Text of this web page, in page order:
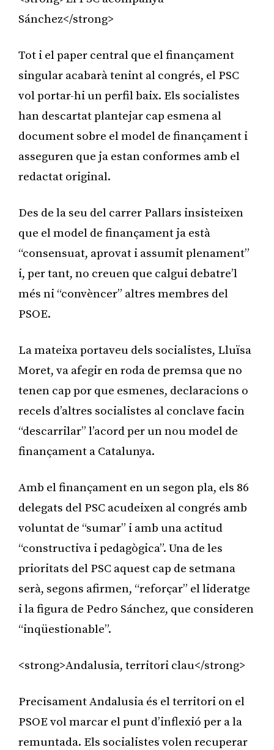
Sánchez</strong>
Tot i el paper central que el finançament
singular acabarà tenint al congrés, el PSC
vol portar-hi un perfil baix. Els socialistes
han descartat plantejar cap esmena al
document sobre el model de finançament i
asseguren que ja estan conformes amb el
redactat original.
Des de la seu del carrer Pallars insisteixen
que el model de finançament ja està
“consensuat, aprovat i assumit plenament”
i, per tant, no creuen que calgui debatre’l
més ni “convèncer” altres membres del
PSOE.
La mateixa portaveu dels socialistes, Lluïsa
Moret, va afegir en roda de premsa que no
tenen cap por que esmenes, declaracions o
recels d’altres socialistes al conclave facin
“descarrilar” l’acord per un nou model de
finançament a Catalunya.
Amb el finançament en un segon pla, els 86
delegats del PSC acudeixen al congrés amb
voluntat de “sumar” i amb una actitud
“constructiva i pedagògica”. Una de les
prioritats del PSC aquest cap de setmana
serà, segons afirmen, “reforçar” el lideratge
i la figura de Pedro Sánchez, que consideren
“inqüestionable”.
<strong>Andalusia, territori clau</strong>
Precisament Andalusia és el territori on el
PSOE vol marcar el punt d’inflexió per a la
remuntada. Els socialistes volen recuperar